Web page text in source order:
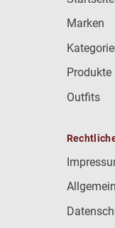
Marken
Produkte
Outfits